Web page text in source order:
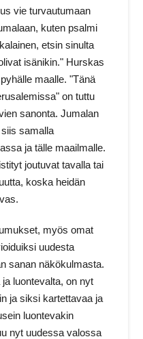
vie turvautumaan
kuten psalmi
etsin sinulta
isänikin." Hurskas
maalle. "Tänä
on tuttu
sanonta. Jumalan
samalla
ja tälle maailmalle.
joutuvat tavalla tai
koska heidän
myös omat
uudesta
sanan näkökulmasta.
luontevalta, on nyt
ja siksi kartettavaa ja
luontevakin
nyt uudessa valossa